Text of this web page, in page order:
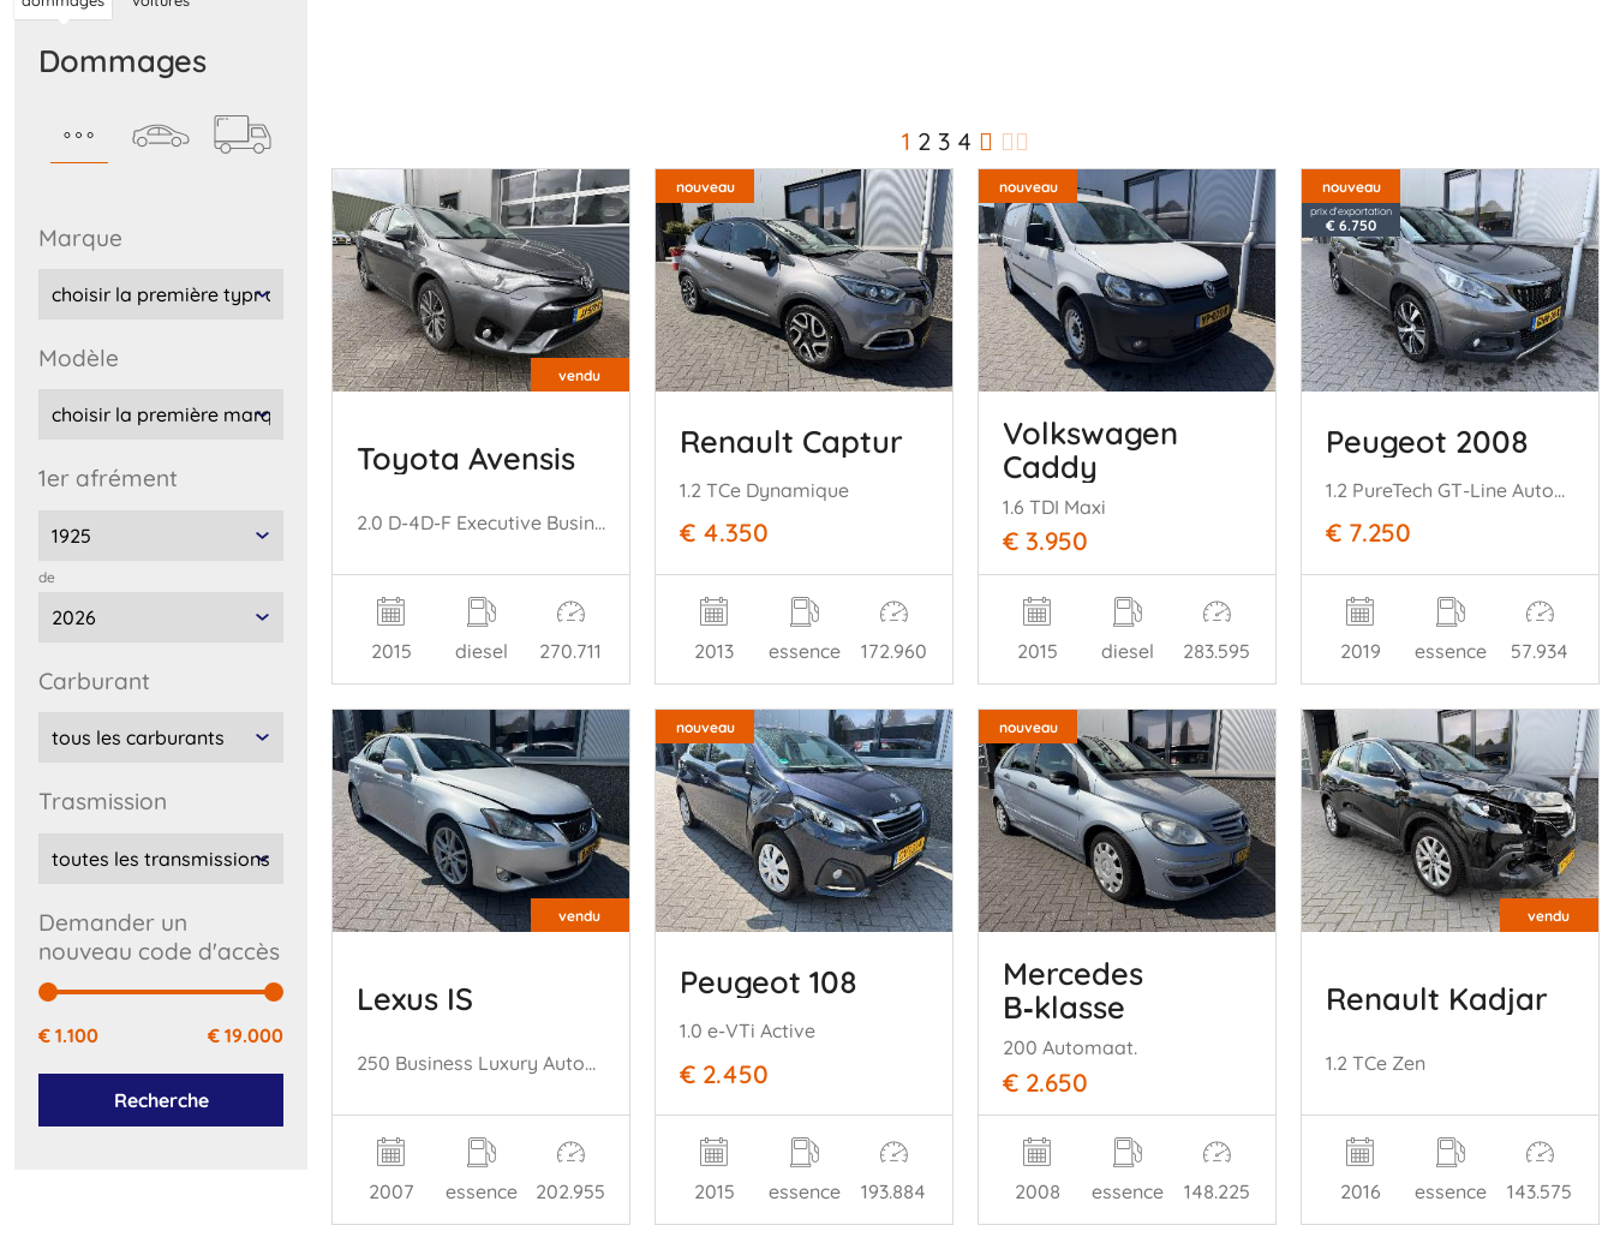
dommages
marque
modèle
1er afrément
de
carburant
trasmission
Demander un
nouveau code d'accès
€ 1.100 € 19.000
Recherche
1 2 3 4
vendu
Toyota Avensis
2.0 D-4D-F Executive Business
2015 diesel 270.711
nouveau
Renault Captur
1.2 TCe Dynamique
€ 4.350
2013 essence 172.960
nouveau
Volkswagen
Caddy
1.6 TDI Maxi
€ 3.950
2015 diesel 283.595
nouveau
prix d'exportation
€ 6.750
Peugeot 2008
1.2 PureTech GT-Line Automaat.
€ 7.250
2019 essence 57.934
vendu
Lexus IS
250 Business Luxury Automaat.
2007 essence 202.955
nouveau
Peugeot 108
1.0 e-VTi Active
€ 2.450
2015 essence 193.884
nouveau
Mercedes
B‑klasse
200 Automaat.
€ 2.650
2008 essence 148.225
vendu
Renault Kadjar
1.2 TCe Zen
2016 essence 143.575